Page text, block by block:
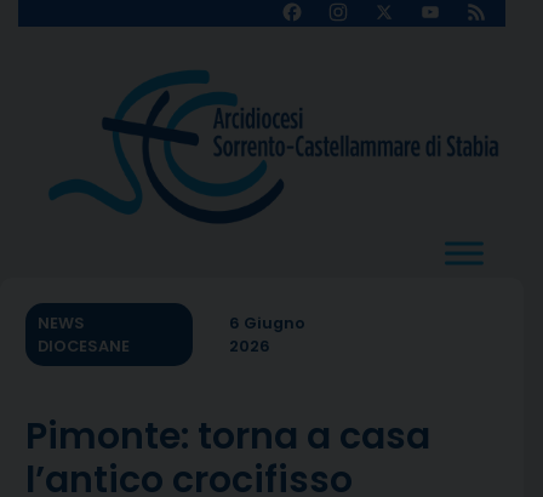
FacebookInstagram
X
YouTube
Feed
NEWS
DIOCESANE
6 Giugno
2026
Pimonte: torna a casa
l’antico crocifisso